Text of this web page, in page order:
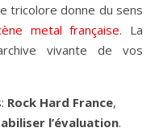
tricolore donne du sens
metal française. La
vivante de vos
Rock Hard France,
l’évaluation.